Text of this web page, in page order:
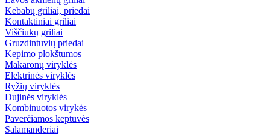
Kebabų griliai, priedai
Kontaktiniai griliai
Viščiukų griliai
Gruzdintuvių priedai
Kepimo plokštumos
Makaronų viryklės
Elektrinės viryklės
Ryžių viryklės
Dujinės viryklės
Kombinuotos virykės
Paverčiamos keptuvės
Salamanderiai